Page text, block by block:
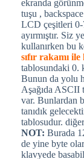
ekranda
tuşu ,
LCD çeşitleri 0-
ayırmıştır. Siz
kullanırken bu
sıfır rakamı ile
tablosundaki 0.
Bunun da yolu
Aşağıda ASCII
var. Bunlardan
tanıdık
tablosudur.
NOT: Burada
de yine byte
klavyede